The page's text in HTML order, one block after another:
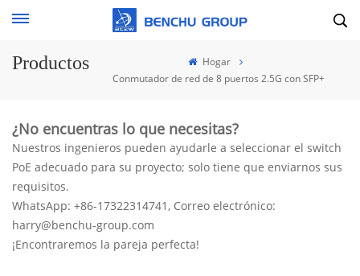
Productos
Hogar
Conmutador de red de 8 puertos 2.5G con SFP+
¿No encuentras lo que necesitas?
Nuestros ingenieros pueden ayudarle a seleccionar el switch
PoE adecuado para su proyecto; solo tiene que enviarnos sus
requisitos.
WhatsApp: +86-17322314741, Correo electrónico:
harry@benchu-group.com
¡Encontraremos la pareja perfecta!